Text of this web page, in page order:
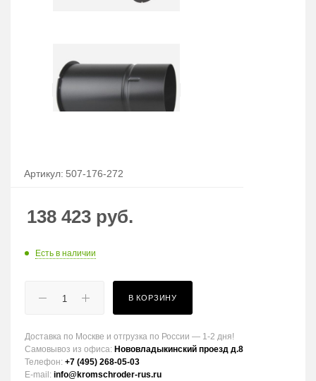
Артикул: 507-176-272
138 423 руб.
Есть в наличии
В КОРЗИНУ
Доставка по Москве и отгрузка по России — 1-2 дня!
Самовывоз из офиса: Нововладыкинский проезд д.8
Телефон: +7 (495) 268-05-03
E-mail: info@kromschroder-rus.ru